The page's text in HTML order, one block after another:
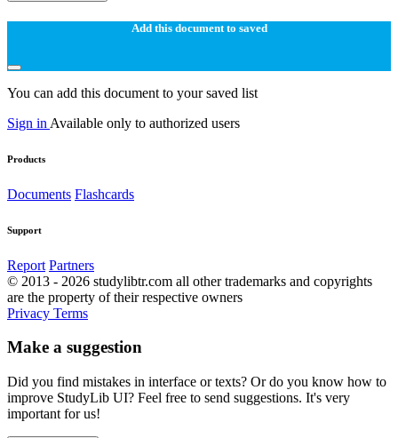
Add this document to saved
You can add this document to your saved list
Sign in Available only to authorized users
Products
Documents Flashcards
Support
Report Partners
© 2013 - 2026 studylibtr.com all other trademarks and copyrights
are the property of their respective owners
Privacy Terms
Make a suggestion
Did you find mistakes in interface or texts? Or do you know how to
improve StudyLib UI? Feel free to send suggestions. It's very
important for us!